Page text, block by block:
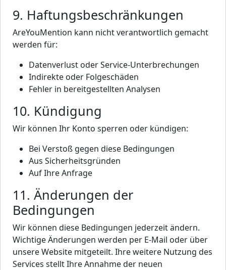
9. Haftungsbeschränkungen
AreYouMention kann nicht verantwortlich gemacht
werden für:
Datenverlust oder Service-Unterbrechungen
Indirekte oder Folgeschäden
Fehler in bereitgestellten Analysen
10. Kündigung
Wir können Ihr Konto sperren oder kündigen:
Bei Verstoß gegen diese Bedingungen
Aus Sicherheitsgründen
Auf Ihre Anfrage
11. Änderungen der
Bedingungen
Wir können diese Bedingungen jederzeit ändern.
Wichtige Änderungen werden per E-Mail oder über
unsere Website mitgeteilt. Ihre weitere Nutzung des
Services stellt Ihre Annahme der neuen